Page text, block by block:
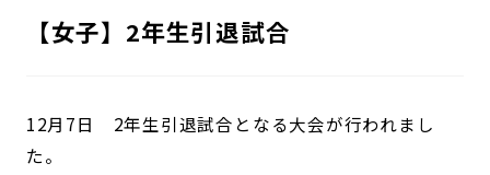
【女子】2年生引退試合
12月7日 2年生引退試合となる大会が行われまし
た。